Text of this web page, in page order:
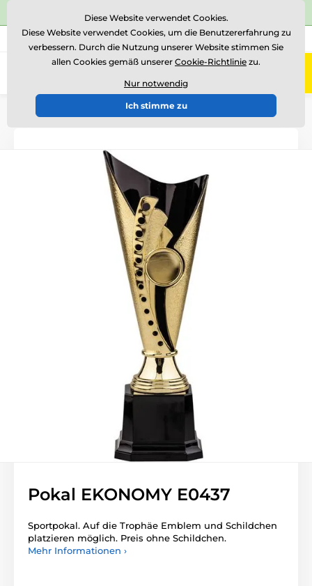
⭐Siehe 504 verifizierte Bewertungen auf
Rufen Sie uns an (Mo-Fr 15-18) +43 676 361 37 22
0
Einführung Pokale "EKONOMY"
Pokal EKONOMY E0437
Sportpokal. Auf die Trophäe Emblem und Schildchen
platzieren möglich. Preis ohne Schildchen.
Mehr Informationen ›
Diese Website verwendet Cookies.
Diese Website verwendet Cookies, um die Benutzererfahrung zu
verbessern. Durch die Nutzung unserer Website stimmen Sie
allen Cookies gemäß unserer Cookie-Richtlinie zu.
Nur notwendig
Ich stimme zu